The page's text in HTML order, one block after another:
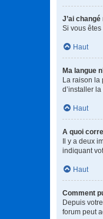
J’ai
Si vous êtes
Haut
Ma langue
La raison la
d’installer
Haut
A quoi
Il y a deux
indiquant
Haut
Comment
Depuis
forum peut